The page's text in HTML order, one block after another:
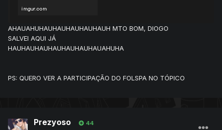
AHAUAHUHAUHAUHAUHAUHAUH MTO BOM, DIOGO
SALVEI AQUI JÁ
HAUHAUHAUHAUHAUHAUHAUAHUHA
PS: QUERO VER A PARTICIPAÇÃO DO FOLSPA NO TÓPICO
Prezyoso 44